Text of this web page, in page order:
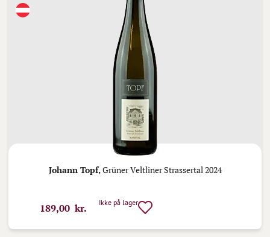
Johann Topf, Grüner Veltliner Strassertal 2024
189,00 kr. Ikke på lager